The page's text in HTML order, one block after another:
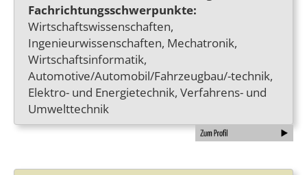
Fachrichtungsschwerpunkte:
Wirtschaftswissenschaften,
Ingenieurwissenschaften, Mechatronik,
Wirtschaftsinformatik,
Automotive/Automobil/Fahrzeugbau/-technik,
Elektro- und Energietechnik, Verfahrens- und
Umwelttechnik